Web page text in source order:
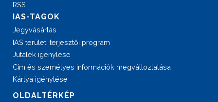
RSS
IAS-TAGOK
Jegyvásárlás
IAS területi terjesztői program
Jutalék igénylése
Cím és személyes információk megváltoztatása
Kártya igénylése
OLDALTÉRKÉP